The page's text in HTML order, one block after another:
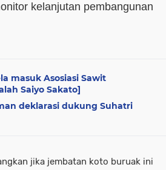
kelanjutan pembangunan
masuk Asosiasi Sawit
Saiyo Sakato]
deklarasi dukung Suhatri
jika jembatan koto buruak ini